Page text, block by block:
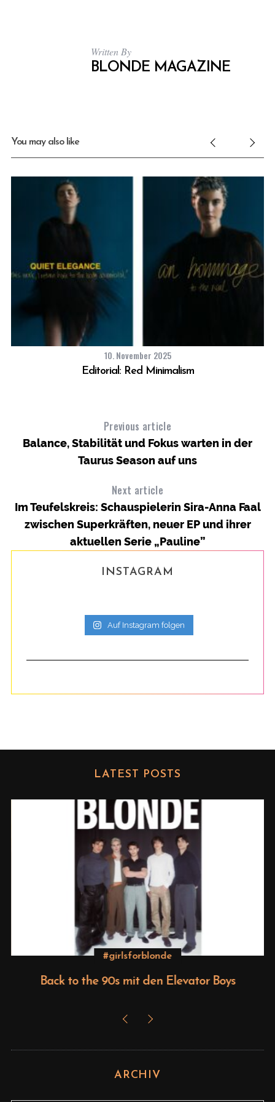
Written By
BLONDE MAGAZINE
You may also like
10. November 2025
Editorial: Red Minimalism
Previous article
Balance, Stabilität und Fokus warten in der
Taurus Season auf uns
Next article
Im Teufelskreis: Schauspielerin Sira-Anna Faal
zwischen Superkräften, neuer EP und ihrer
aktuellen Serie „Pauline”
INSTAGRAM
Auf Instagram folgen
LATEST POSTS
#girlsforblonde
Back to the 90s mit den Elevator Boys
ARCHIV